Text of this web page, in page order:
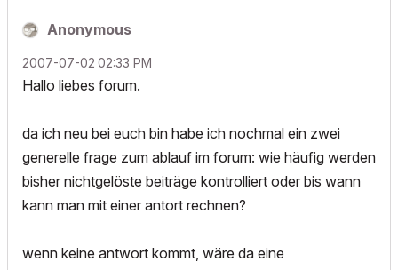
Anonymous
‎2007-07-02 02:33 PM
Hallo liebes forum.
da ich neu bei euch bin habe ich nochmal ein zwei
generelle frage zum ablauf im forum: wie häufig werden
bisher nichtgelöste beiträge kontrolliert oder bis wann
kann man mit einer antort rechnen?
wenn keine antwort kommt, wäre da eine